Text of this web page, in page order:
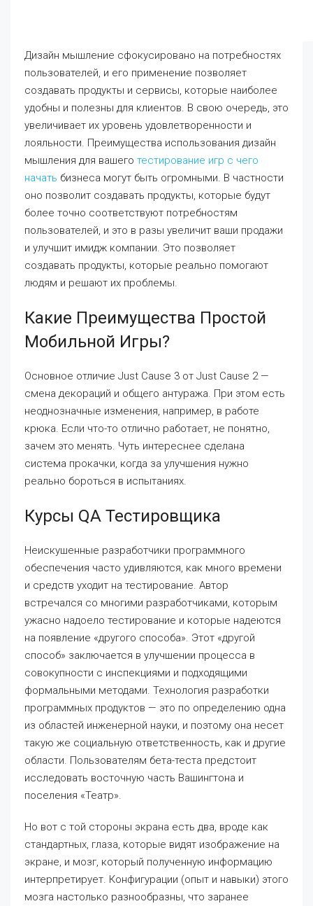
Дизайн мышление сфокусировано на потребностях
пользователей, и его применение позволяет
создавать продукты и сервисы, которые наиболее
удобны и полезны для клиентов. В свою очередь, это
увеличивает их уровень удовлетворенности и
лояльности. Преимущества использования дизайн
мышления для вашего тестирование игр с чего
начать бизнеса могут быть огромными. В частности
оно позволит создавать продукты, которые будут
более точно соответствуют потребностям
пользователей, и это в разы увеличит ваши продажи
и улучшит имидж компании. Это позволяет
создавать продукты, которые реально помогают
людям и решают их проблемы.
Какие Преимущества Простой
Мобильной Игры?
Основное отличие Just Cause 3 от Just Cause 2 —
смена декораций и общего антуража. При этом есть
неоднозначные изменения, например, в работе
крюка. Если что-то отлично работает, не понятно,
зачем это менять. Чуть интереснее сделана
система прокачки, когда за улучшения нужно
реально бороться в испытаниях.
Курсы QA Тестировщика
Неискушенные разработчики программного
обеспечения часто удивляются, как много времени
и средств уходит на тестирование. Автор
встречался со многими разработчиками, которым
ужасно надоело тестирование и которые надеются
на появление «другого способа». Этот «другой
способ» заключается в улучшении процесса в
совокупности с инспекциями и подходящими
формальными методами. Технология разработки
программных продуктов — это по определению одна
из областей инженерной науки, и поэтому она несет
такую же социальную ответственность, как и другие
области. Пользователям бета-теста предстоит
исследовать восточную часть Вашингтона и
поселения «Театр».
Но вот с той стороны экрана есть два, вроде как
стандартных, глаза, которые видят изображение на
экране, и мозг, который полученную информацию
интерпретирует. Конфигурации (опыт и навыки) этого
мозга настолько разнообразны, что заранее